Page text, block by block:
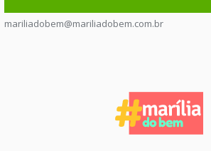
mariliadobem@mariliadobem.com.br